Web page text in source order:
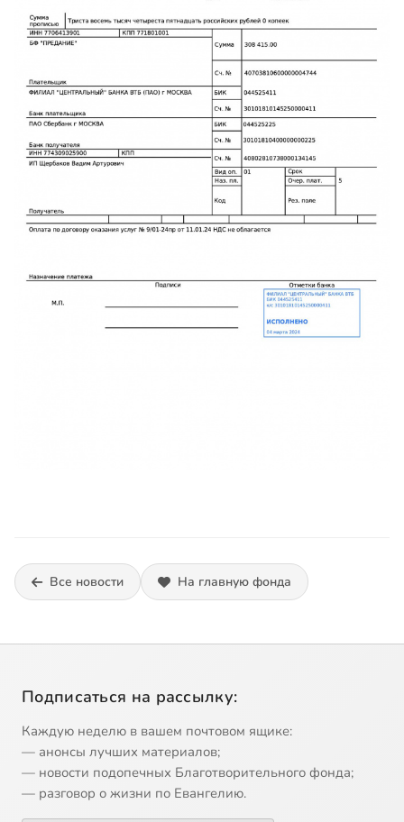
Все новости На главную фонда
Подписаться на рассылку:
Каждую неделю в вашем почтовом ящике:
— анонсы лучших материалов;
— новости подопечных Благотворительного фонда;
— разговор о жизни по Евангелию.